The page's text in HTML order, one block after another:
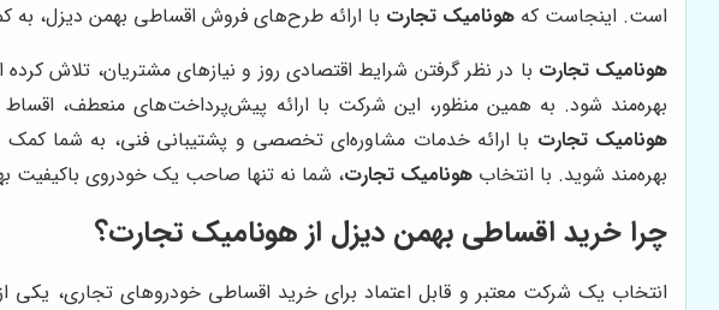
است. اینجاست که هونامیک تجارت با ارائه طرح‌های فروش اقساطی بهمن دیزل،
هونامیک تجارت با در نظر گرفتن شرایط اقتصادی روز و نیازهای مشتریان، تلاش
بهره‌مند شود. به همین منظور، این شرکت با ارائه پیش‌پرداخت‌های منعطف،
هونامیک تجارت با ارائه خدمات مشاوره‌ای تخصصی و پشتیبانی فنی، به شما کمک
بهره‌مند شوید. با انتخاب هونامیک تجارت، شما نه تنها صاحب یک خودروی باکیفیت
چرا خرید اقساطی بهمن دیزل ازهونامیک تجارت؟
انتخاب یک شرکت معتبر و قابل اعتماد برای خرید اقساطی خودروهای تجاری،